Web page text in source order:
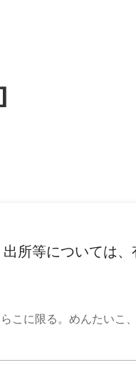
所等については、
こに限る。めんたいこ